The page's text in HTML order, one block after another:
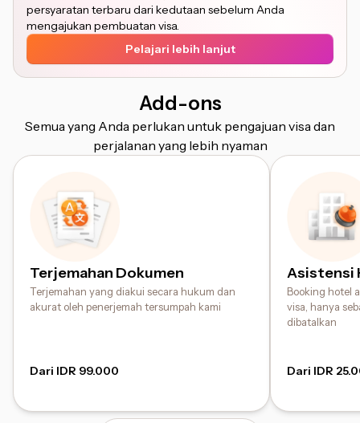
persyaratan terbaru dari kedutaan sebelum Anda
mengajukan pembuatan visa.
Pelajari lebih lanjut
Add-ons
Semua yang Anda perlukan untuk pengajuan visa dan
perjalanan yang lebih nyaman
Terjemahan Dokumen
Terjemahan yang diakui secara hukum dan
akurat oleh penerjemah tersumpah kami
Dari IDR 99.000
Asistensi
Booking hotel
visa, hanya
dibatalkan
Dari IDR